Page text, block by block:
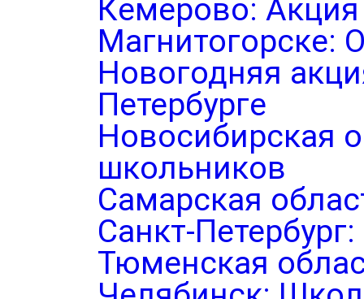
Кемерово:
Магнитогорске:
Новогодняя
Петербурге
Новосибирская
школьников
Самарская
Санкт-
Тюменская